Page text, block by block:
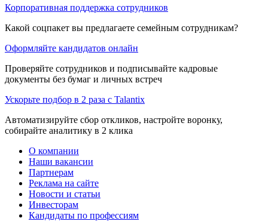
Корпоративная поддержка сотрудников
Какой соцпакет вы предлагаете семейным сотрудникам?
Оформляйте кандидатов онлайн
Проверяйте сотрудников и подписывайте кадровые
документы без бумаг и личных встреч
Ускорьте подбор в 2 раза с Talantix
Автоматизируйте сбор откликов, настройте воронку,
собирайте аналитику в 2 клика
О компании
Наши вакансии
Партнерам
Реклама на сайте
Новости и статьи
Инвесторам
Кандидаты по профессиям